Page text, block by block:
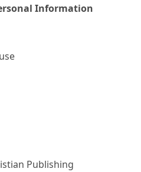
Information
Publishing